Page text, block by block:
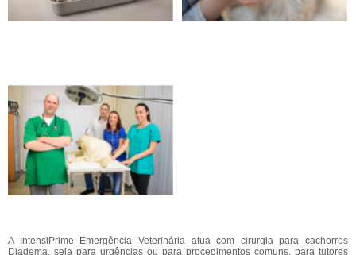
A IntensiPrime Emergência Veterinária atua com cirurgia para cachorros
Diadema, seja para urgências ou para procedimentos comuns, para tutores